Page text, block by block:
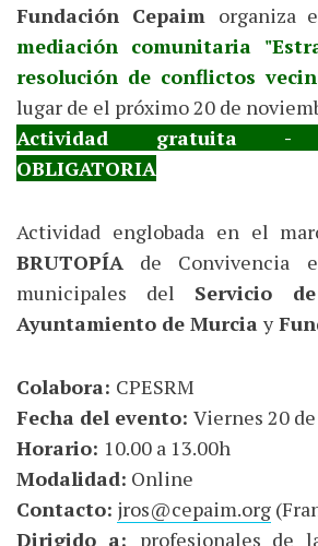
Fundación Cepaim organiza
mediación comunitaria
resolución de conflictos
lugar de el próximo 20 de
Actividad gratuita -
OBLIGATORIA
Actividad englobada en el
BRUTOPÍA de Convivencia
municipales del Servicio
Ayuntamiento de Murcia y
Colabora: CPESRM
Fecha del evento: Viernes 20
Horario: 10.00 a 13.00h
Modalidad: Online
Contacto: jros@cepaim.org
Dirigido a: profesionales de